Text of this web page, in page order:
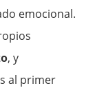
emocional.
, y
al primer